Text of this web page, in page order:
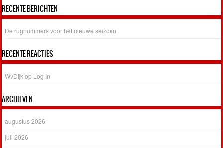
RECENTE BERICHTEN
De rugnummers voor het nieuwe seizoen
RECENTE REACTIES
WvDijk op Log In
ARCHIEVEN
augustus 2026
juli 2026